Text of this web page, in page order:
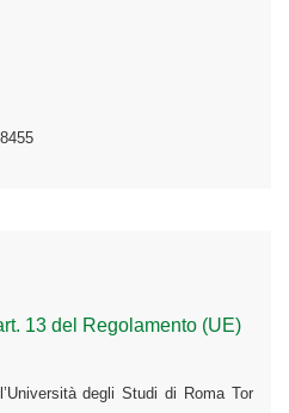
13 del Regolamento (UE)
degli Studi di Roma Tor